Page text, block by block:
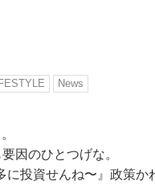
News
因のひとつげな。
投資せんね〜』政策か